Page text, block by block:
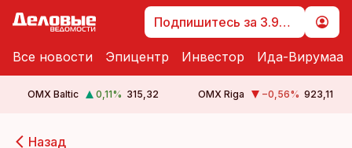
Подпишитесь за 3.99 €
Все новости Эпицентр Инвестор Ида-Вирумаа
OMX Baltic 0,11% 315,32 OMX Riga −0,56% 923,11
Назад